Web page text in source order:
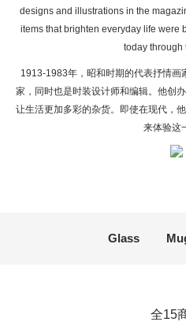
designs and illustrations in the
items that brighten everyday life were
today through
1913-1983年，昭和时期的代表抒情画
家，同时也是时装设计师和编辑。他创
让生活更加多彩的杂货。即使在现代，
来体验这
Glass
全15